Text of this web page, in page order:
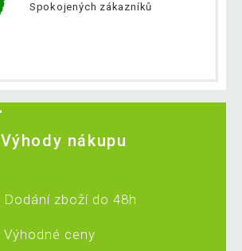
Spokojených zákazníků
Výhody nákupu
Dodání zboží do 48h
Výhodné ceny